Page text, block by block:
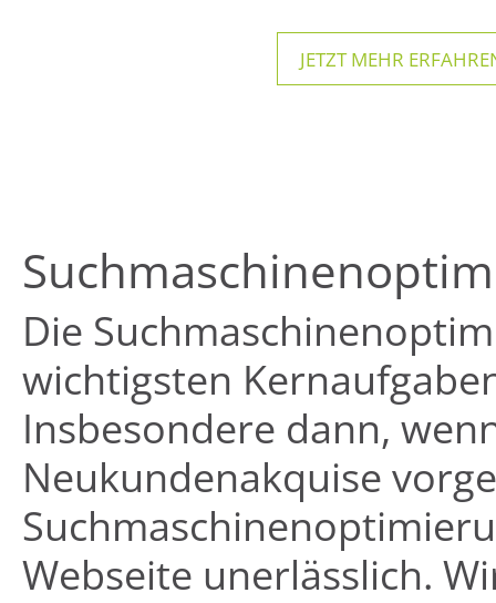
JETZT MEHR
Die
wichtigsten
Insbesondere dann,
Neukundenakquise
Webseite unerlässlich.